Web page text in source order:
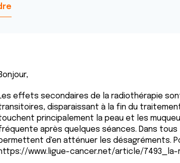
effets secondaires de la radiothérapie
disparaissant à la fin du
principalement la peau et les
après quelques séances. Dans
d'en atténuer les désagréments.
www.ligue-cancer.net/article/7493_la-